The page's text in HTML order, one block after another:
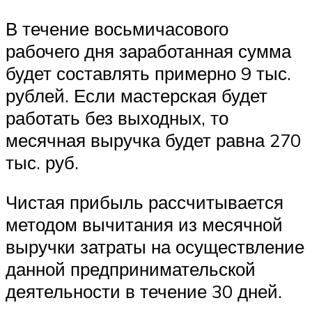
В течение восьмичасового
рабочего дня заработанная сумма
будет составлять примерно 9 тыс.
рублей. Если мастерская будет
работать без выходных, то
месячная выручка будет равна 270
тыс. руб.
Чистая прибыль рассчитывается
методом вычитания из месячной
выручки затраты на осуществление
данной предпринимательской
деятельности в течение 30 дней.